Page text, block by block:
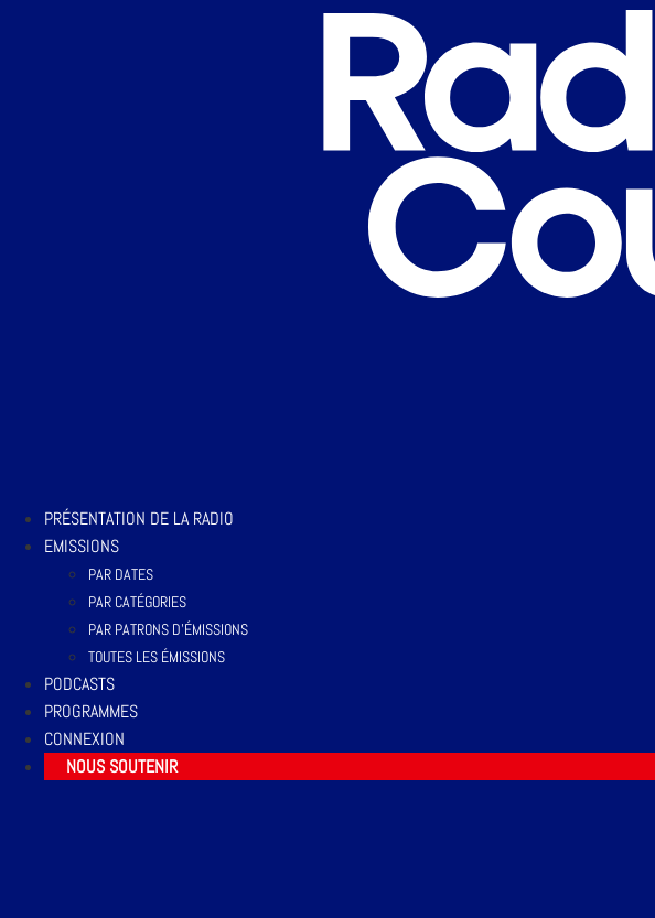
PRÉSENTATION DE LA RADIO
EMISSIONS
PAR DATES
PAR CATÉGORIES
PAR PATRONS D’ÉMISSIONS
TOUTES LES ÉMISSIONS
PODCASTS
PROGRAMMES
CONNEXION
NOUS SOUTENIR